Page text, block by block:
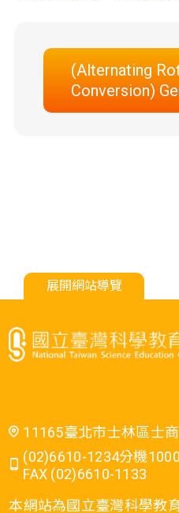
(Alternating
Conversion)
展開網站導覽
11165臺北市士林區士
(02)6610-1234分機
FAX (02)6610-1133
本網站為國立臺灣科學教